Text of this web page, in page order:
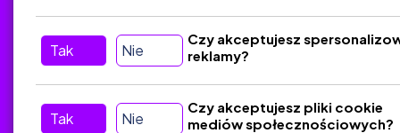
Tak Nie
Czy akceptujesz
reklamy?
Tak Nie
Czy akceptujesz pliki cookie
mediów społecznościowych?